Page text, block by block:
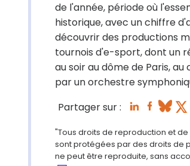
de l'année, période où
historique, avec un chiffre
découvrir des productions
tournois d'e-sport, dont un
au soir au dôme de Paris,
par un orchestre
Partager sur :
"Tous droits de reproduction et
sont protégées par des droits de
ne peut être reproduite, sans